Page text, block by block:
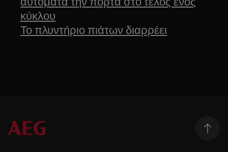
κύκλου
Το πλυντήριο πιάτων διαρρέει